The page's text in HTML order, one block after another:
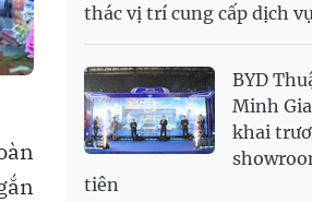
thác vị trí cung cấp dịch
BYD
Minh
khai
tiên